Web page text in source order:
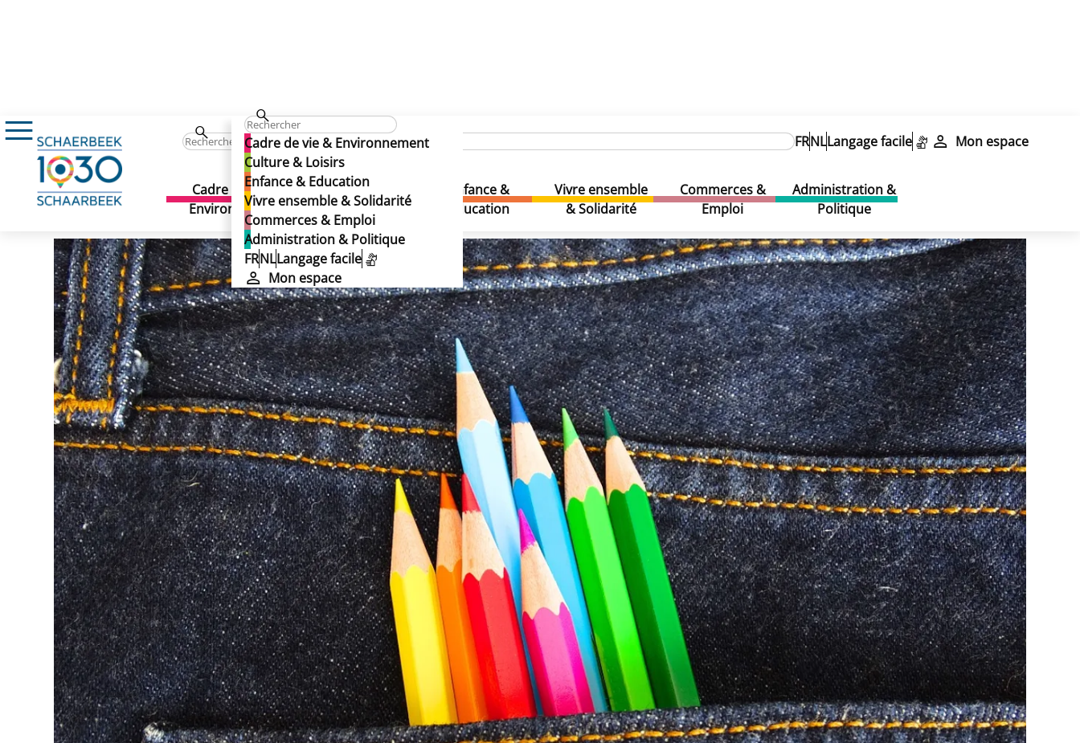
Cadre de vie & Environnement
Culture & Loisirs
Enfance & Education
Vivre ensemble & Solidarité
Commerces & Emploi
Administration & Politique
FRNLLangage facile
Mon espace
FRNLLangage facile Mon espace
Cadre de vie &
Environnement
Culture & Loisirs
Enfance &
Education
Vivre ensemble
& Solidarité
Commerces &
Emploi
Administration &
Politique
Enfance & Education Enseignement Annuaire des écoles
Maria Boodschapinstituut
Maria Boodschapinstituut
Publié le 23/09/2025